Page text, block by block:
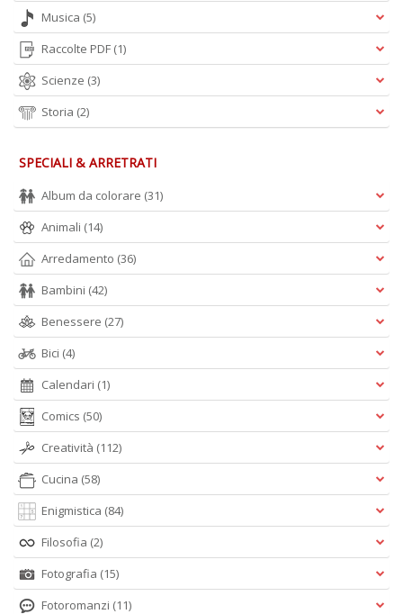
Musica (5)
Raccolte PDF (1)
Scienze (3)
Storia (2)
SPECIALI & ARRETRATI
Album da colorare (31)
Animali (14)
Arredamento (36)
Bambini (42)
Benessere (27)
Bici (4)
Calendari (1)
Comics (50)
Creatività (112)
Cucina (58)
Enigmistica (84)
Filosofia (2)
Fotografia (15)
Fotoromanzi (11)